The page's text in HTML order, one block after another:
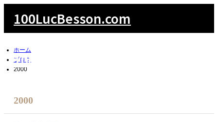
100LucBesson.com
100LucBesson.com
ホーム
ブログ
2000
2000